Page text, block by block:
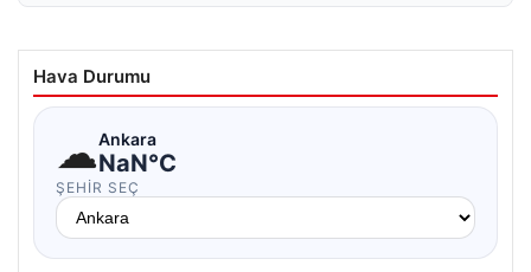
Hava Durumu
☁Ankara
NaN°C
ŞEHIR SEÇ